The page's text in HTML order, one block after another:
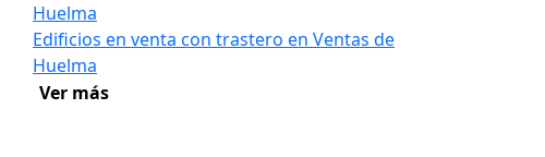
Huelma
Edificios en venta con trastero en Ventas de
Huelma
Ver más